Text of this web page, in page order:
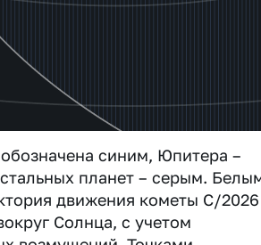
синим, Юпитера –
планет – серым.
движения кометы C/
Солнца, с учетом